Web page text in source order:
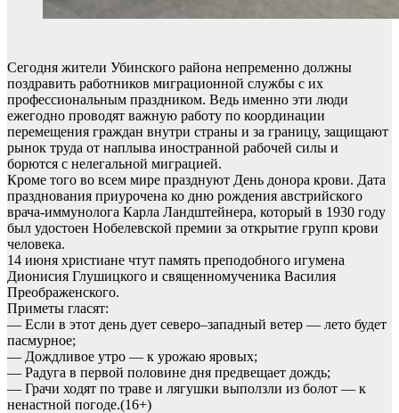
Сегодня жители Убинского района непременно должны
поздравить работников миграционной службы с их
профессиональным праздником. Ведь именно эти люди
ежегодно проводят важную работу по координации
перемещения граждан внутри страны и за границу, защищают
рынок труда от наплыва иностранной рабочей силы и
борются с нелегальной миграцией.
Кроме того во всем мире празднуют День донора крови. Дата
празднования приурочена ко дню рождения австрийского
врача-иммунолога Карла Ландштейнера, который в 1930 году
был удостоен Нобелевской премии за открытие групп крови
человека.
14 июня христиане чтут память преподобного игумена
Дионисия Глушицкого и священномученика Василия
Преображенского.
Приметы гласят:
— Если в этот день дует северо–западный ветер — лето будет
пасмурное;
— Дождливое утро — к урожаю яровых;
— Радуга в первой половине дня предвещает дождь;
— Грачи ходят по траве и лягушки выползли из болот — к
ненастной погоде.(16+)